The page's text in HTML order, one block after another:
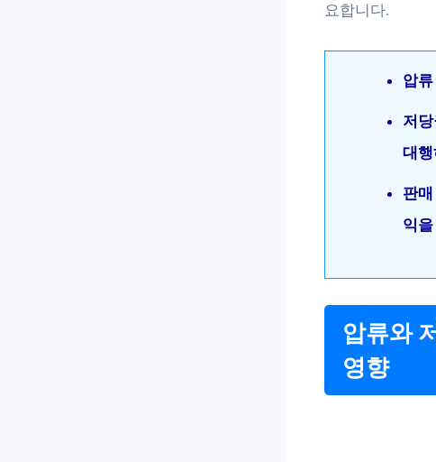
요합니다.
압
저
대
판
익
압류와
영향